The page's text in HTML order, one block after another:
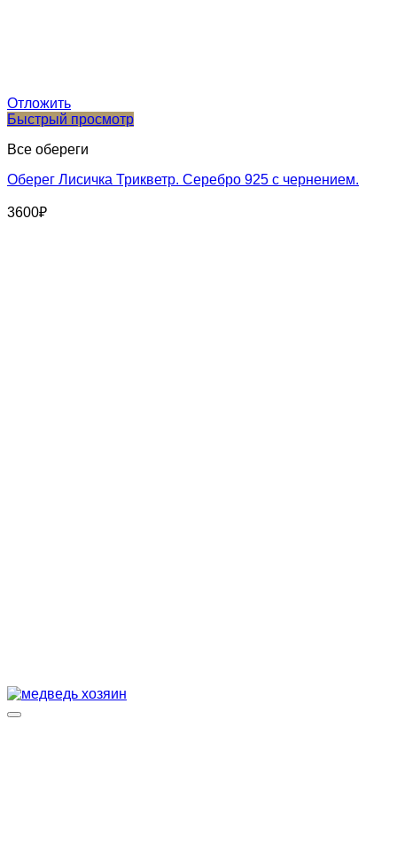
Отложить
Быстрый просмотр
Все обереги
Оберег Лисичка Трикветр. Серебро 925 с чернением.
3600₽